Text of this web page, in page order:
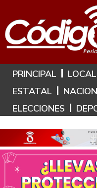
Hoy es:
PRINCIPAL LOCAL
ESTATAL
ELECCIONES